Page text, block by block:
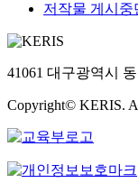
저작물 게시중
41061 대구광역시
Copyright© KERIS.